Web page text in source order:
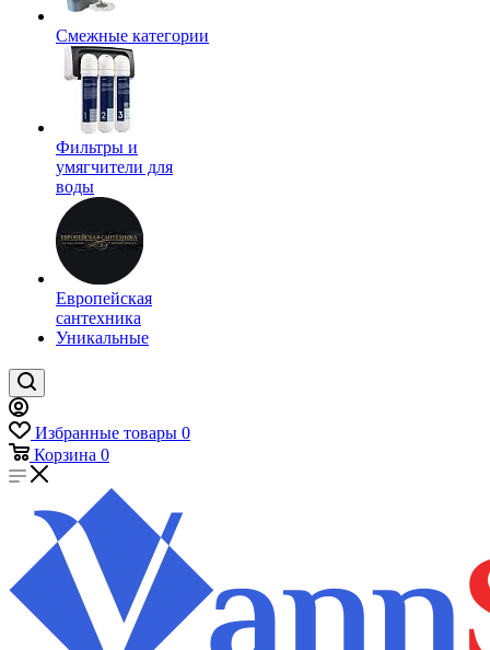
Смежные категории
Фильтры и
умягчители для
воды
Европейская
сантехника
Уникальные
Избранные товары 0
Корзина 0